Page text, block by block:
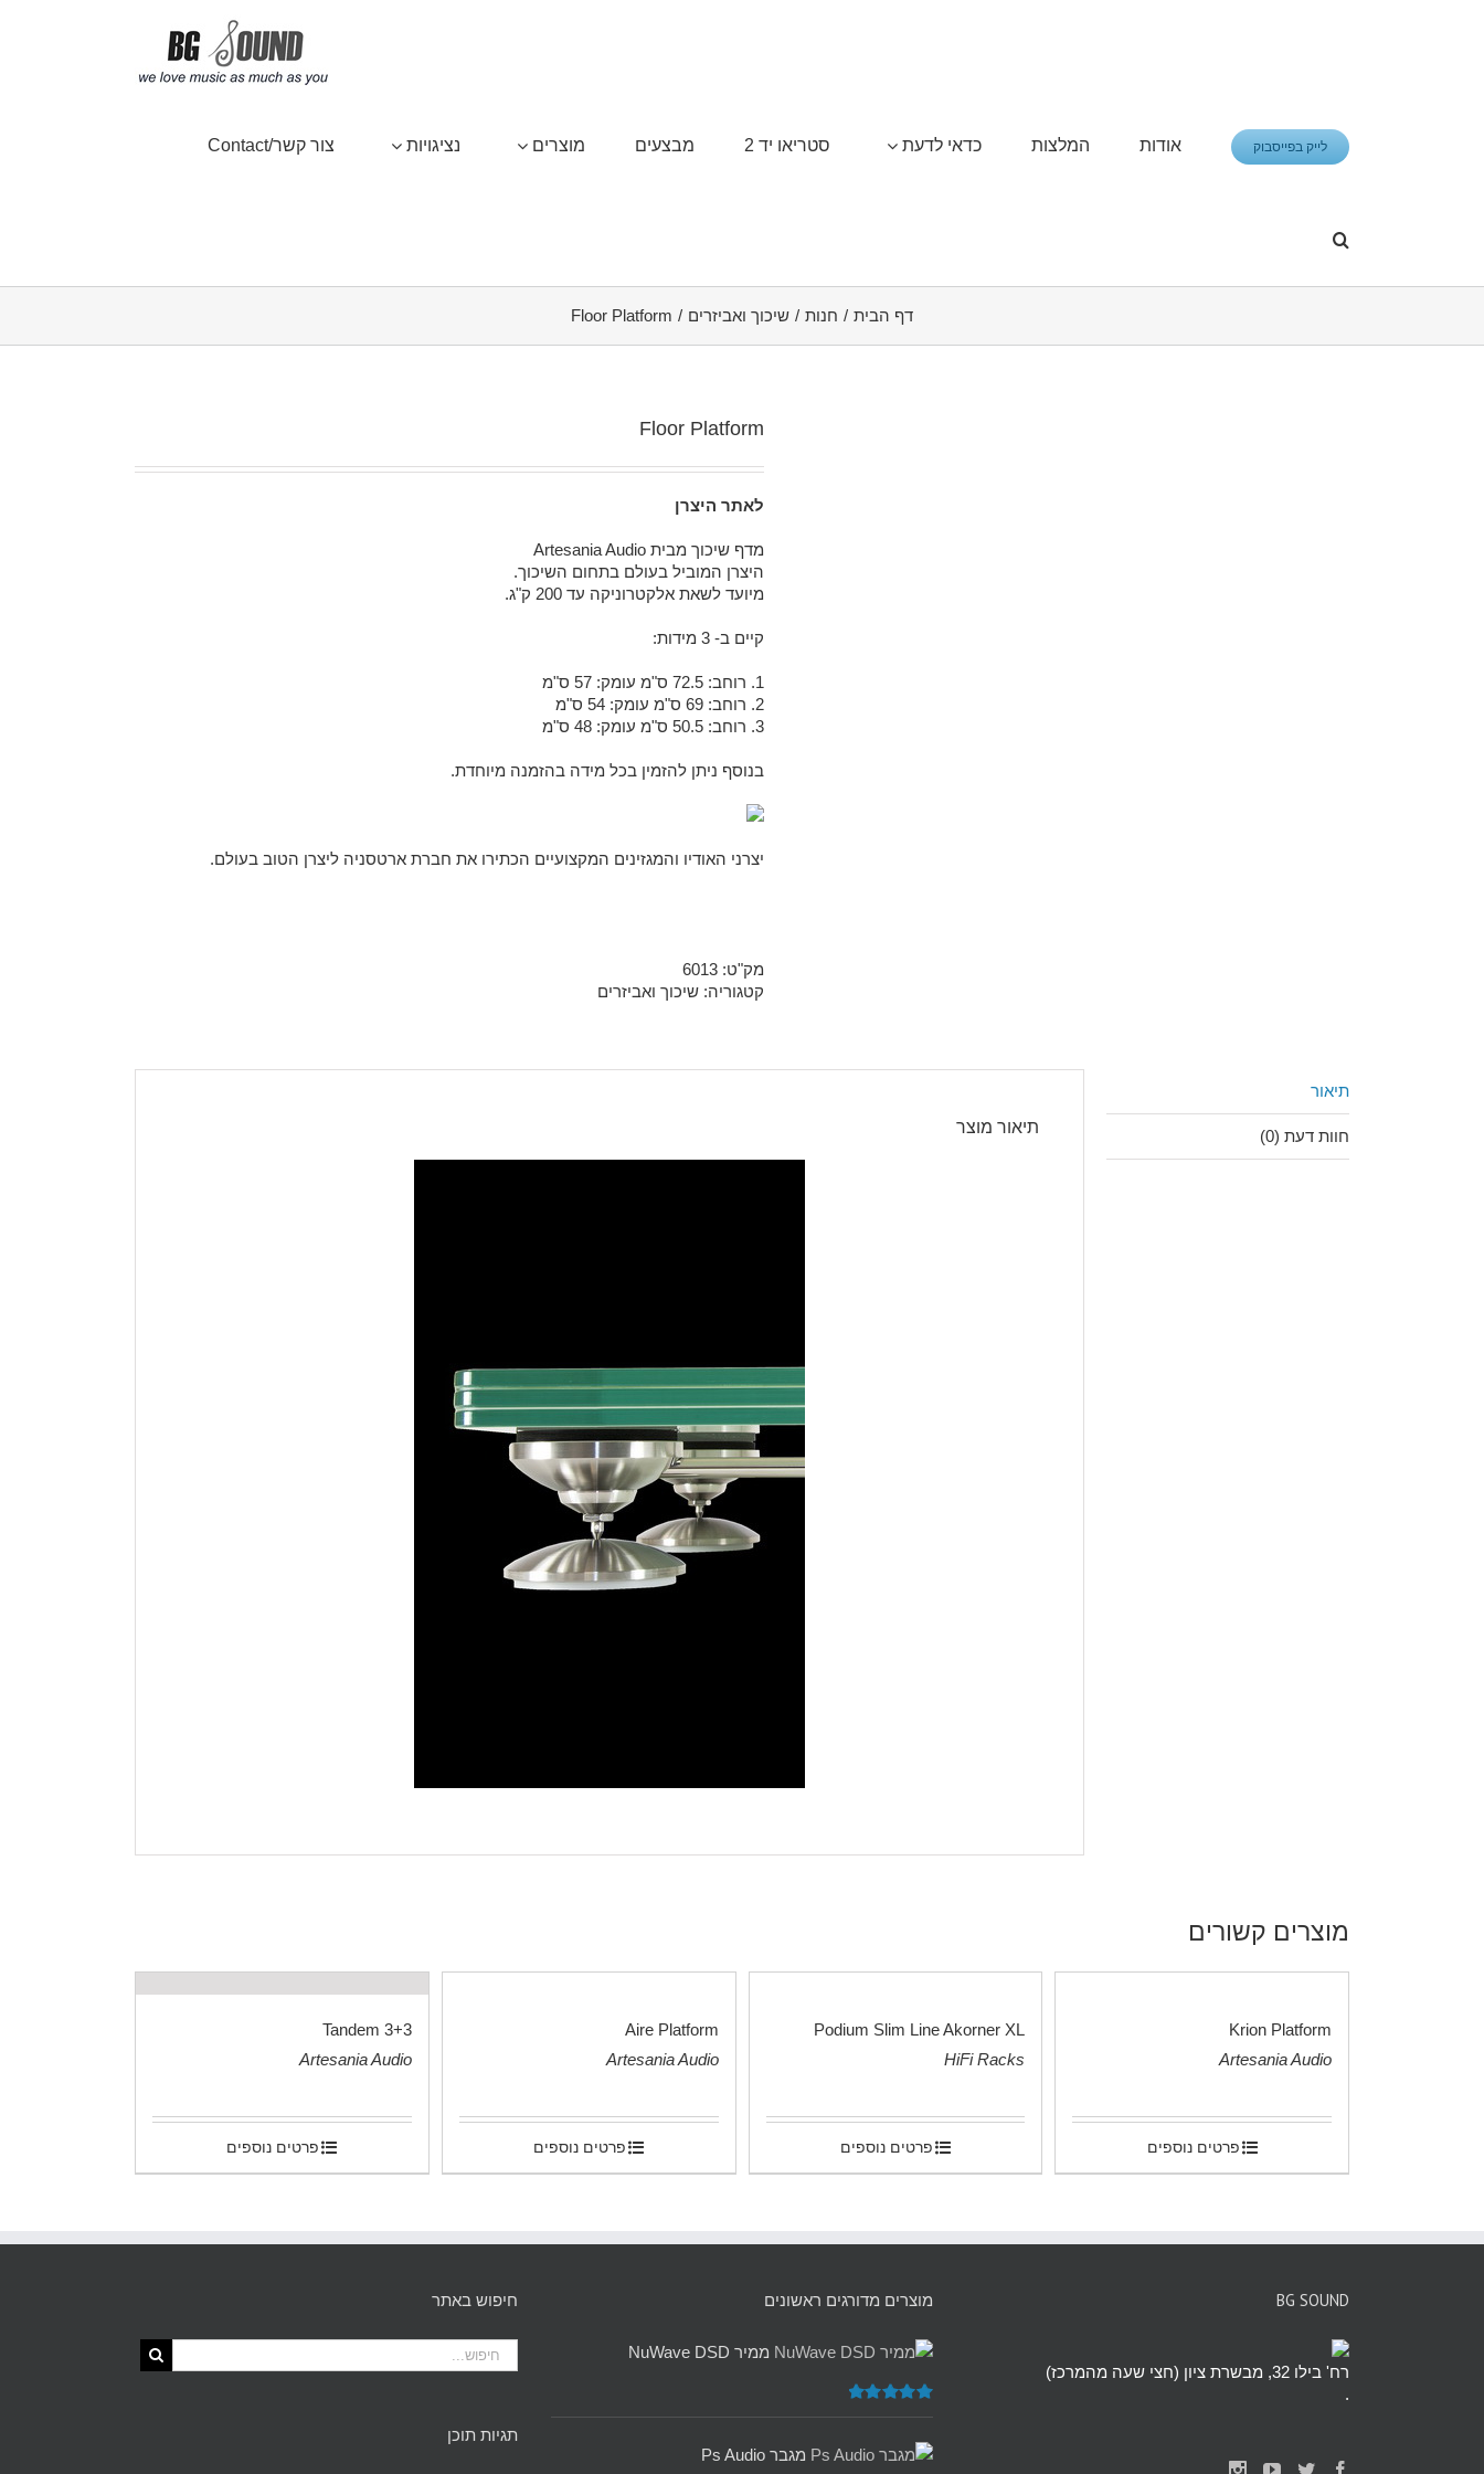
לייק בפייסבוק אודות המלצות כדאי לדעת סטריאו יד 2 מבצעים מוצרים נציגויות צור קשר/Contact
דף הבית / חנות / שיכוך ואביזרים /
Floor Platform
Floor Platform
לאתר היצרן
מדף שיכוך מבית Artesania Audio
היצרן המוביל בעולם בתחום השיכוך.
מיועד לשאת אלקטרוניקה עד 200 ק"ג.
קיים ב- 3 מידות:
1. רוחב: 72.5 ס"מ עומק: 57 ס"מ
2. רוחב: 69 ס"מ עומק: 54 ס"מ
3. רוחב: 50.5 ס"מ עומק: 48 ס"מ
בנוסף ניתן להזמין בכל מידה בהזמנה מיוחדת.
יצרני האודיו והמגזינים המקצועיים הכתירו את חברת ארטסניה ליצרן הטוב בעולם.
מק"ט: 6013
קטגוריה: שיכוך ואביזרים
תיאור
חוות דעת (0) תיאור מוצר
מוצרים קשורים
Krion Platform
Artesania Audio
פרטים נוספים
Podium Slim Line Akorner XL
HiFi Racks
פרטים נוספים
Aire Platform
Artesania Audio
פרטים נוספים
Tandem 3+3
Artesania Audio
פרטים נוספים
BG SOUND
רח' בילו 32, מבשרת ציון (חצי שעה מהמרכז)
.
מוצרים מדורגים ראשונים
ממיר NuWave DSD
דורג5.00
מגבר Ps Audio
חיפוש באתר
תגיות תוכן